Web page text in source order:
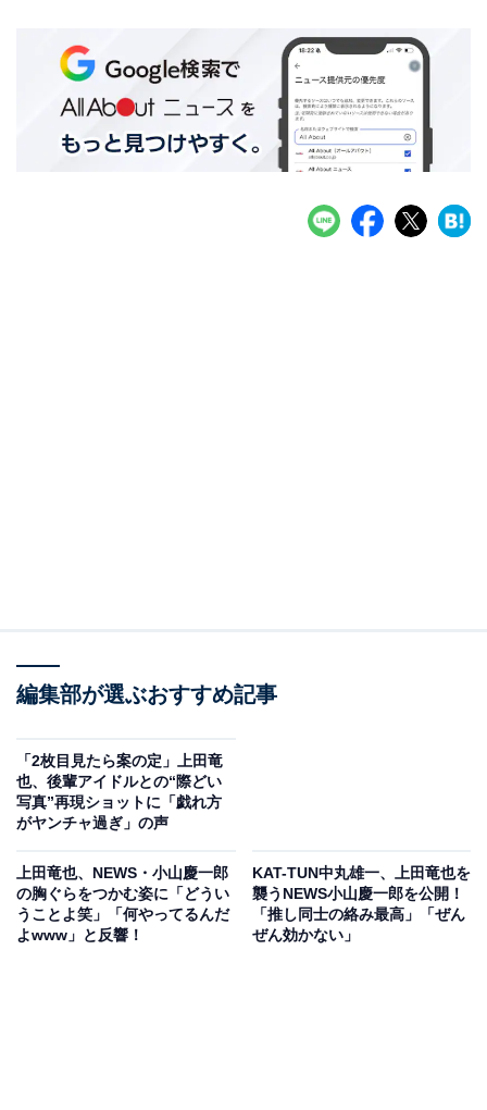
編集部が選ぶおすすめ記事
「2枚目見たら案の定」上田竜
也、後輩アイドルとの“際どい
写真”再現ショットに「戯れ方
がヤンチャ過ぎ」の声
上田竜也、NEWS・小山慶一郎
の胸ぐらをつかむ姿に「どうい
うことよ笑」「何やってるんだ
よwww」と反響！
KAT-TUN中丸雄一、上田竜也を
襲うNEWS小山慶一郎を公開！
「推し同士の絡み最高」「ぜん
ぜん効かない」